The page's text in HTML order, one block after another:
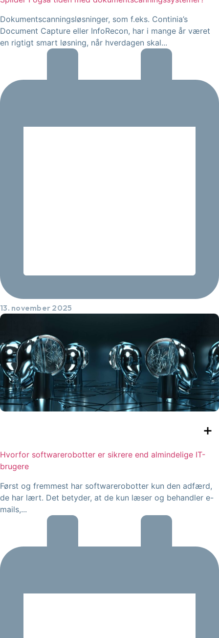
Dokumentscanningsløsninger, som f.eks. Continia’s
Document Capture eller InfoRecon, har i mange år været
en rigtigt smart løsning, når hverdagen skal...
13. november 2025
Hvorfor softwarerobotter er sikrere end almindelige IT-
brugere
Først og fremmest har softwarerobotter kun den adfærd,
de har lært. Det betyder, at de kun læser og behandler e-
mails,...